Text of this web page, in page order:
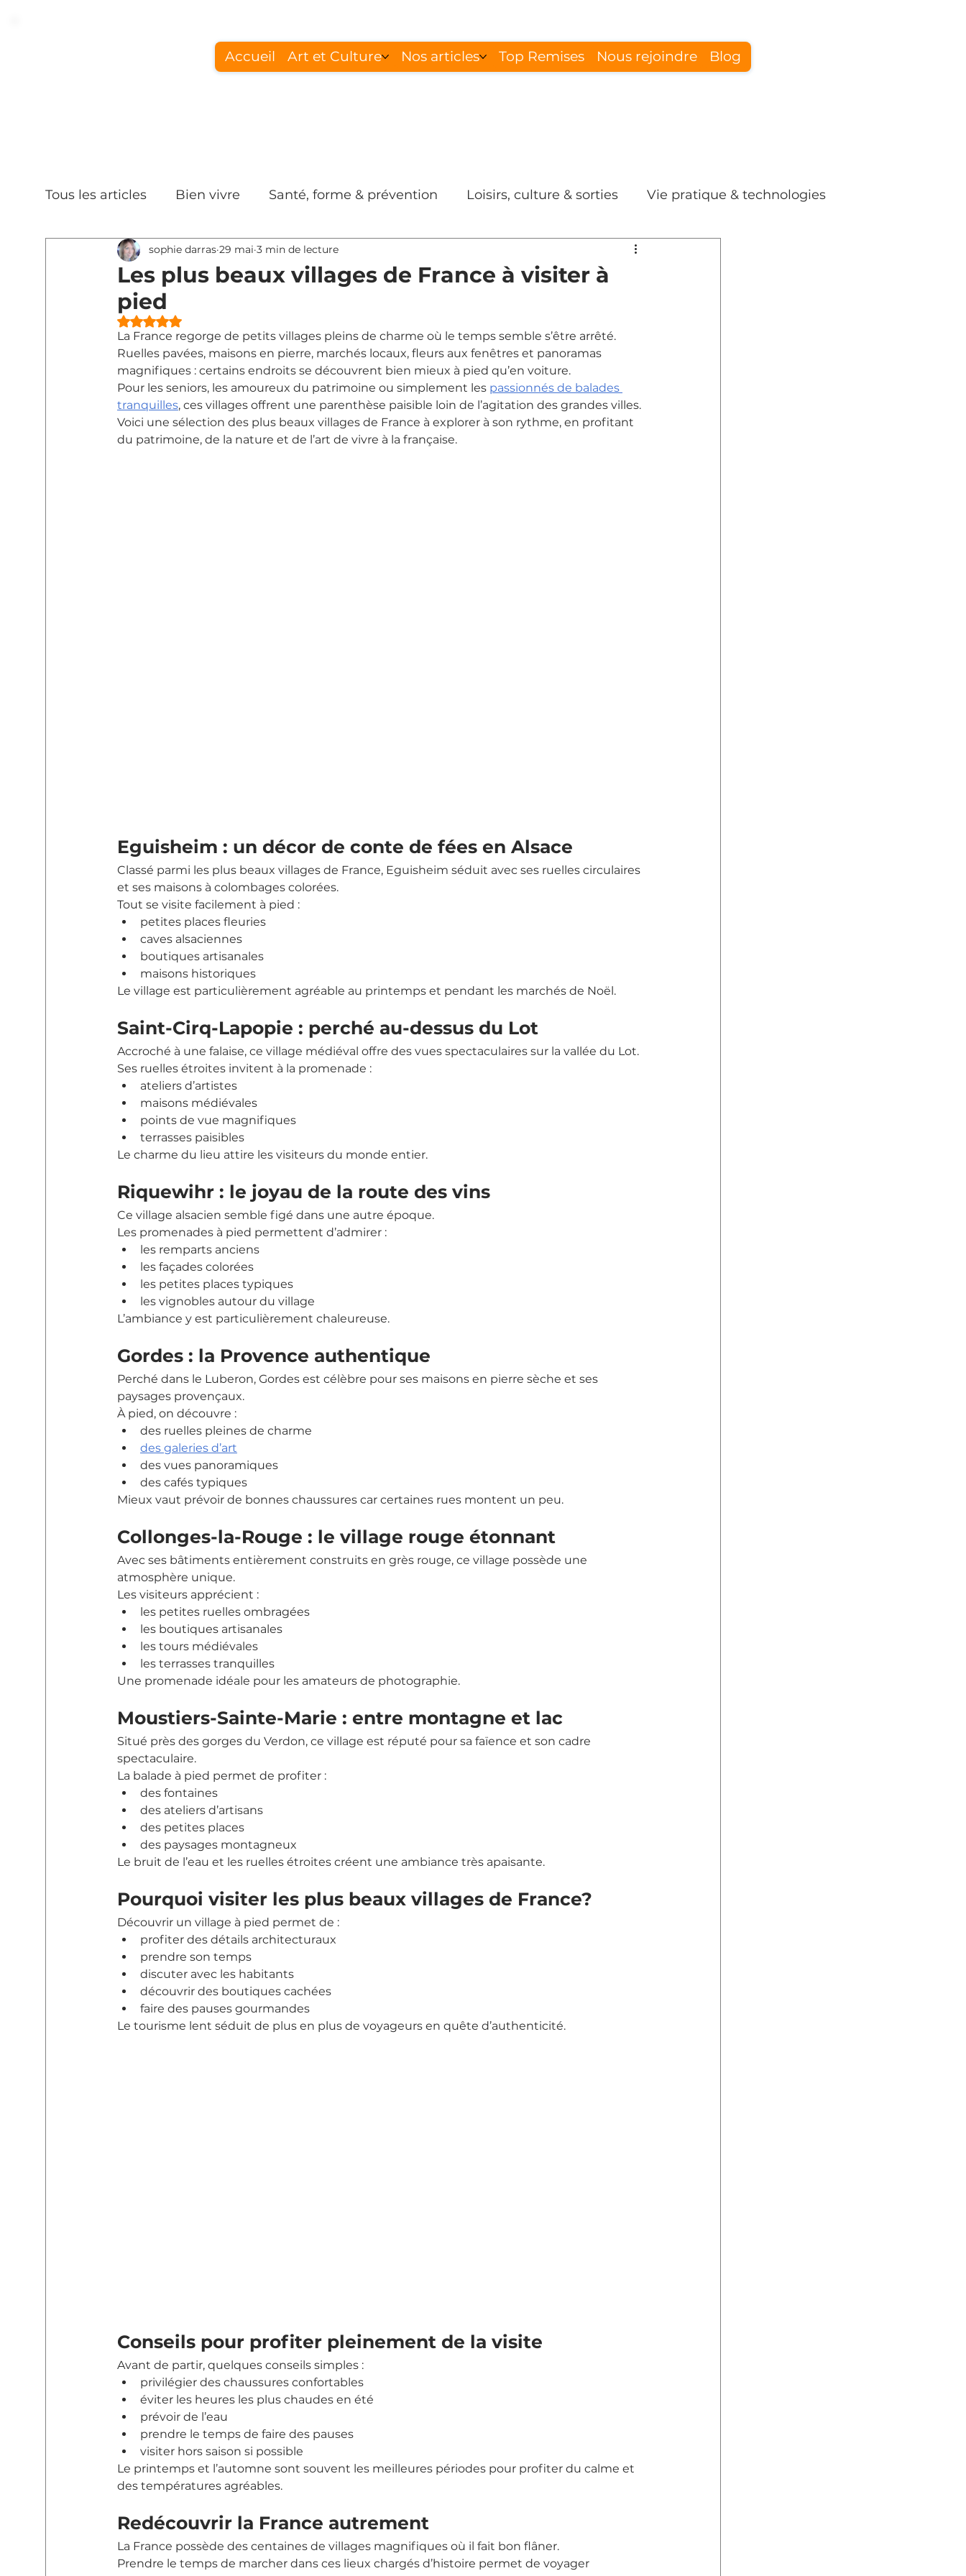
Accueil Art et Culture Nos articles Top Remises Nous rejoindre Blog
Tous les articles Bien vivre Santé, forme & prévention Loisirs, culture & sorties Vie pratique & technologies
Les plus beaux villages de France à visiter à
pied
sophie darras 29 mai 3 min de lecture
Noté NaN étoiles sur 5.
La France regorge de petits villages pleins de charme où le temps semble s’être arrêté.
Ruelles pavées, maisons en pierre, marchés locaux, fleurs aux fenêtres et panoramas
magnifiques : certains endroits se découvrent bien mieux à pied qu’en voiture.
Pour les seniors, les amoureux du patrimoine ou simplement les passionnés de balades
tranquilles, ces villages offrent une parenthèse paisible loin de l’agitation des grandes villes.
Voici une sélection des plus beaux villages de France à explorer à son rythme, en profitant
du patrimoine, de la nature et de l’art de vivre à la française.
Eguisheim : un décor de conte de fées en Alsace
Classé parmi les plus beaux villages de France, Eguisheim séduit avec ses ruelles circulaires
et ses maisons à colombages colorées.
Tout se visite facilement à pied :
petites places fleuries
caves alsaciennes
boutiques artisanales
maisons historiques
Le village est particulièrement agréable au printemps et pendant les marchés de Noël.
Saint-Cirq-Lapopie : perché au-dessus du Lot
Accroché à une falaise, ce village médiéval offre des vues spectaculaires sur la vallée du Lot.
Ses ruelles étroites invitent à la promenade :
ateliers d’artistes
maisons médiévales
points de vue magnifiques
terrasses paisibles
Le charme du lieu attire les visiteurs du monde entier.
Riquewihr : le joyau de la route des vins
Ce village alsacien semble figé dans une autre époque.
Les promenades à pied permettent d’admirer :
les remparts anciens
les façades colorées
les petites places typiques
les vignobles autour du village
L’ambiance y est particulièrement chaleureuse.
Gordes : la Provence authentique
Perché dans le Luberon, Gordes est célèbre pour ses maisons en pierre sèche et ses
paysages provençaux.
À pied, on découvre :
des ruelles pleines de charme
des galeries d’art
des vues panoramiques
des cafés typiques
Mieux vaut prévoir de bonnes chaussures car certaines rues montent un peu.
Collonges-la-Rouge : le village rouge étonnant
Avec ses bâtiments entièrement construits en grès rouge, ce village possède une
atmosphère unique.
Les visiteurs apprécient :
les petites ruelles ombragées
les boutiques artisanales
les tours médiévales
les terrasses tranquilles
Une promenade idéale pour les amateurs de photographie.
Moustiers-Sainte-Marie : entre montagne et lac
Situé près des gorges du Verdon, ce village est réputé pour sa faïence et son cadre
spectaculaire.
La balade à pied permet de profiter :
des fontaines
des ateliers d’artisans
des petites places
des paysages montagneux
Le bruit de l’eau et les ruelles étroites créent une ambiance très apaisante.
Pourquoi visiter les plus beaux villages de France?
Découvrir un village à pied permet de :
profiter des détails architecturaux
prendre son temps
discuter avec les habitants
découvrir des boutiques cachées
faire des pauses gourmandes
Le tourisme lent séduit de plus en plus de voyageurs en quête d’authenticité.
Conseils pour profiter pleinement de la visite
Avant de partir, quelques conseils simples :
privilégier des chaussures confortables
éviter les heures les plus chaudes en été
prévoir de l’eau
prendre le temps de faire des pauses
visiter hors saison si possible
Le printemps et l’automne sont souvent les meilleures périodes pour profiter du calme et
des températures agréables.
Redécouvrir la France autrement
La France possède des centaines de villages magnifiques où il fait bon flâner.
Prendre le temps de marcher dans ces lieux chargés d’histoire permet de voyager